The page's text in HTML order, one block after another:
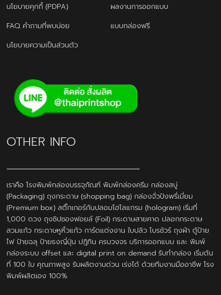
นโยบายคุกกี้ (PDPA)
ผลงานการออกแบบ
FAQ คำถามที่พบบ่อย
แบบกล่องฟรี
นโยบายความเป็นส่วนตัว
OTHER INFO
เราคือ โรงพิมพ์กล่องบรรจุภัณฑ์ พิมพ์กล่องครีม กล่องสบู่
(Packaging) ถุงกระดาษ (shopping bag) กล่องจั่วปังพรี่เมี่ยม
(Premium box) สติ๊กเกอร์กันปลอมโฮโลแกรม (hologram) เริ่มที่
1,000 ดวง ถุงซิปซองฟอยล์ (Foil) กระดาษสายคาด ปลอกกระดาษ
สวมแก้ว กระดาษหูหิ้วแก้ว การ์ดแต่งงาน ใบปลิว โบรชัวร์ ถุงผ้า ตู้ป้าย
ไฟ ป้ายฉลุ ป้ายธงญี่ปุ่น ปฎิทิน ครบวงจร บริการออกแบบ และ พิมพ์
กล่องระบบ offset และ digital print on demand รับทำกล่อง เริ่มต้น
ที่ 100 ใบ คุณภาพสูง รับผลิตงานด่วน เร่งได้ ด้วยทีมงานมืออาชีพ โรง
พิมพ์ผลิตเอง 100%